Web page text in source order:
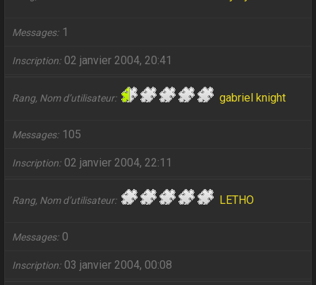
Messages 1
Inscription 02 janvier 2004, 20:41
Rang, Nom d’utilisateur gabriel knight
Messages 105
Inscription 02 janvier 2004, 22:11
Rang, Nom d’utilisateur LETHO
Messages 0
Inscription 03 janvier 2004, 00:08